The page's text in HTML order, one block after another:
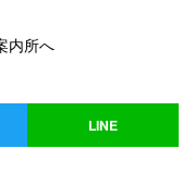
内所へ
LINE